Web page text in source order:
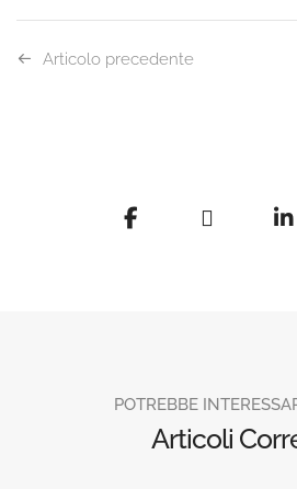
Articolo precedente
POTREBBE
Articoli